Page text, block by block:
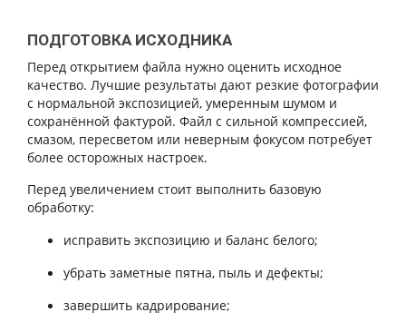
ПОДГОТОВКА ИСХОДНИКА
Перед открытием файла нужно оценить исходное
качество. Лучшие результаты дают резкие фотографии
с нормальной экспозицией, умеренным шумом и
сохранённой фактурой. Файл с сильной компрессией,
смазом, пересветом или неверным фокусом потребует
более осторожных настроек.
Перед увеличением стоит выполнить базовую
обработку:
исправить экспозицию и баланс белого;
убрать заметные пятна, пыль и дефекты;
завершить кадрирование;